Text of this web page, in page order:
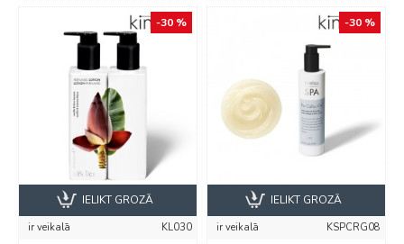
-30 %
ir veikalā
KL030
IELIKT GROZĀ
-30 %
ir veikalā
KSPCRG08
IELIKT GROZĀ